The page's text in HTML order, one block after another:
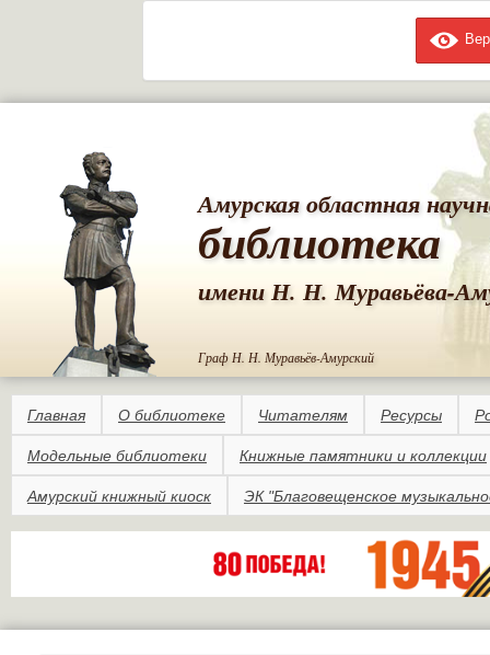
Амурская областная
библиотека
имени Н. Н. Муравьёва-
Граф Н. Н. Муравьёв-Амурский
Главная О библиотеке Читателям Ресурсы
Модельные библиотеки Книжные памятники и коллекции
Амурский книжный киоск ЭК "Благовещенское